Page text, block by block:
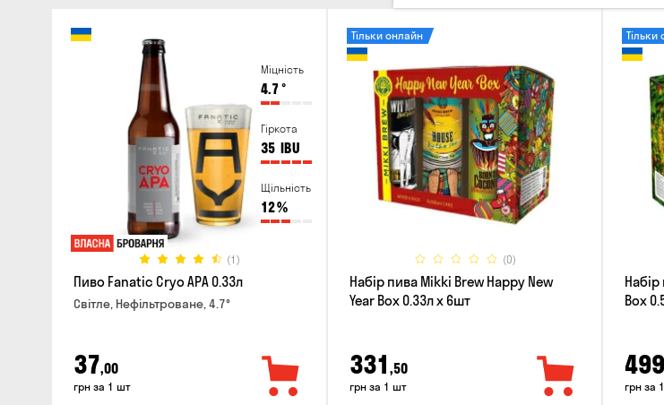
Міцність
4.7°
Гіркота
35 IBU
Щільність
12%
(1)
Пиво Fanatic Cryo APA 0.33л
Світле, Нефільтроване, 4.7°
37,00
грн за 1 шт
(0)
Тільки онлайн
Набір пива Mikki Brew Happy New
Year Box 0.33л x 6шт
331 ,50
грн за 1 шт
Тільки
Box
499
грн за